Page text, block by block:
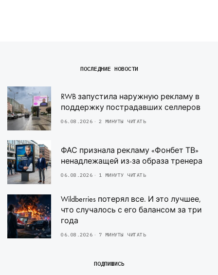
ПОСЛЕДНИЕ НОВОСТИ
RWB запустила наружную рекламу в
поддержку пострадавших селлеров
06.08.2026 2 МИНУТЫ ЧИТАТЬ
ФАС признала рекламу «Фонбет ТВ»
ненадлежащей из-за образа тренера
06.08.2026 1 МИНУТУ ЧИТАТЬ
Wildberries потерял все. И это лучшее,
что случалось с его балансом за три
года
06.08.2026 7 МИНУТЫ ЧИТАТЬ
ПОДПИШИСЬ